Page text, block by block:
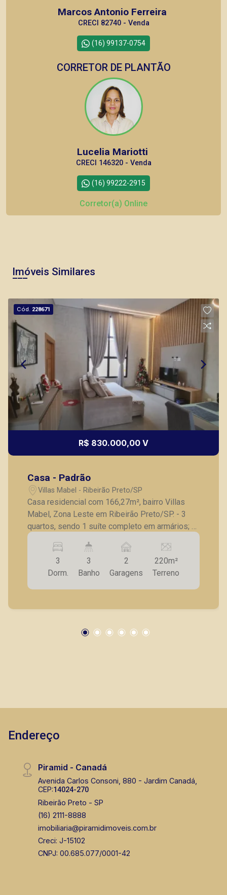
Marcos Antonio Ferreira
CRECI 82740 - Venda
(16) 99137-0754
CORRETOR DE PLANTÃO
Lucelia Mariotti
CRECI 146320 - Venda
(16) 99222-2915
Corretor(a) Online
Murilo Bazilio
CRECI 307.010 - Venda
(16) 98119-7226
Corretor(a) Online
CORRETOR DE PLANTÃO
CRECI 234.175 - Venda
(16) 99327-7979
Corretor(a) Online
CORRETOR DE PLANTÃO
CRECI 270092 - Venda
Fátima Spadaro
CORRETOR DE PLANTÃO
Imóveis Similares
Cód. 228671
R$ 830.000,00 V
Casa - Padrão
Villas Mabel - Ribeirão Preto/SP
Casa residencial com 166,27m², bairro Villas
Mabel, Zona Leste em Ribeirão Preto/SP. - 3
quartos, sendo 1 suíte completo em armários; -
Banheiro social; - Sala para 2 ambientes com
painel; - Cozinha planejada em ilha integrada
com a área gourmet; - Lavanderia; - Vestiário; -
Piscina; - 3 vagas de garagem. Também temos
imóveis no Nova Aliança, Jardim Botânico,
a mercados, farmácias, escolas, além de pontos
3
Dorm.
3
Banho
2
Garagens
220m²
Terreno
Endereço
Piramid - Canadá
Avenida Carlos Consoni, 880 - Jardim Canadá,
CEP:14024-270
Ribeirão Preto - SP
(16) 2111-8888
imobiliaria@piramidimoveis.com.br
Creci: J-15102
CNPJ: 00.685.077/0001-42